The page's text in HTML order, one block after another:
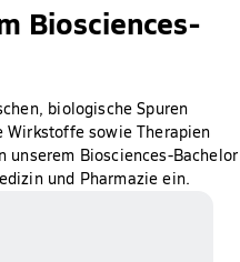
Biosciences-
biologische Spuren
Wirkstoffe sowie Therapien
unserem Biosciences-Bachelor
und Pharmazie ein.